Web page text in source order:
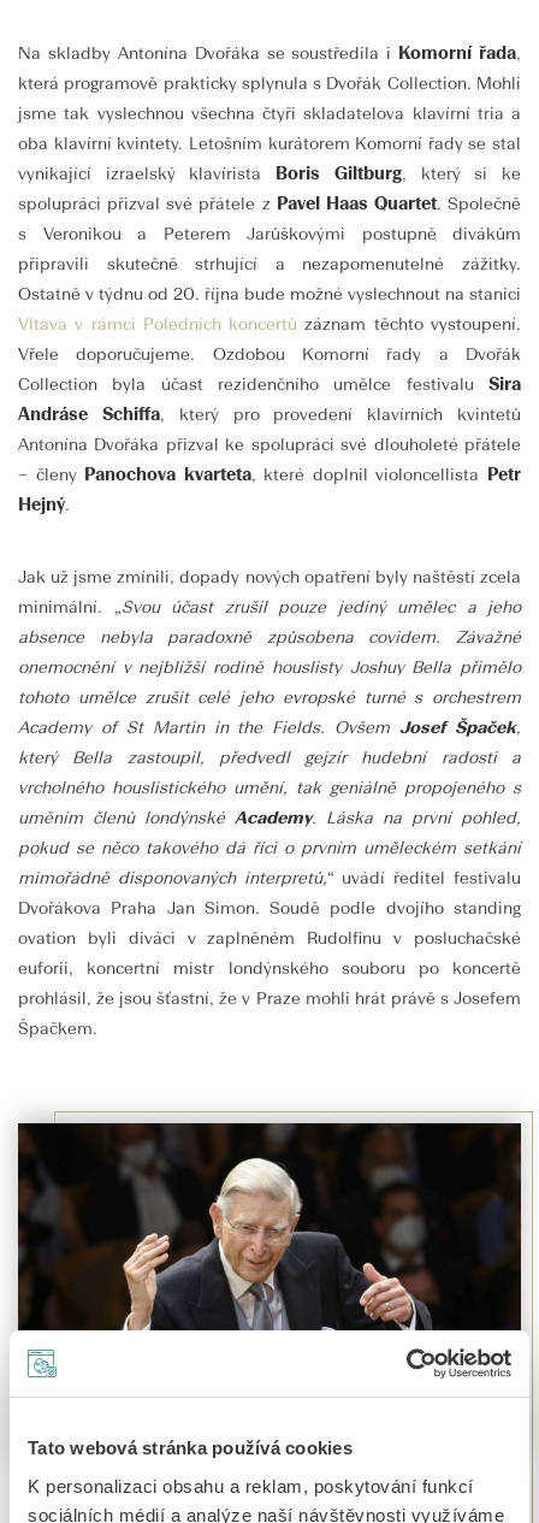
Tato webová stránka používá cookies
K personalizaci obsahu a reklam, poskytování funkcí
sociálních médií a analýze naší návštěvnosti využíváme
Na skladby Antonína Dvořáka se soustředila i Komorní řada,
která programově prakticky splynula s Dvořák Collection. Mohli
jsme tak vyslechnou všechna čtyři skladatelova klavírní tria a
oba klavírní kvintety. Letošním kurátorem Komorní řady se stal
vynikající izraelský klavírista
Boris Giltburg, který si ke
spolupráci přizval své přátele z
Pavel Haas Quartet. Společně
s Veronikou a Peterem Jarůškovými postupně divákům
připravili skutečně strhující a nezapomenutelné zážitky.
Ostatně v týdnu od 20. října bude možné vyslechnout na stanici
Vltava v rámci Poledních koncertů záznam těchto vystoupení.
Vřele doporučujeme. Ozdobou Komorní řady a Dvořák
Collection byla účast rezidenčního umělce festivalu Sira
Andráse Schiffa, který pro provedení klavírních kvintetů
Antonína Dvořáka přizval ke spolupráci své dlouholeté přátele
– členy
Panochova kvarteta, které doplnil violoncellista
Petr
Hejný.
Jak už jsme zmínili, dopady nových opatření byly naštěstí zcela
minimální. „Svou účast zrušil pouze jediný umělec a jeho
absence nebyla paradoxně způsobena covidem. Závažné
onemocnění v nejbližší rodině houslisty Joshuy Bella přimělo
tohoto umělce zrušit celé jeho evropské turné s orchestrem
Academy of St Martin in the Fields. OvšemJosef Špaček,
který Bella zastoupil, předvedl gejzír hudební radosti a
vrcholného houslistického umění, tak geniálně propojeného s
uměním členů londýnské Academy.
Láska na první pohled,
pokud se něco takového dá říci o prvním uměleckém setkání
mimořádně disponovaných interpretů,“ uvádí ředitel festivalu
Dvořákova Praha Jan Simon. Soudě podle dvojího standing
ovation byli diváci v zaplněném Rudolfinu v posluchačské
euforii, koncertní mistr londýnského souboru po koncertě
prohlásil, že jsou šťastní, že v Praze mohli hrát právě s Josefem
Špačkem.
Koncert 13. 9. 2021 - Wiener Philharmoniker & Herbert
Blomstedt